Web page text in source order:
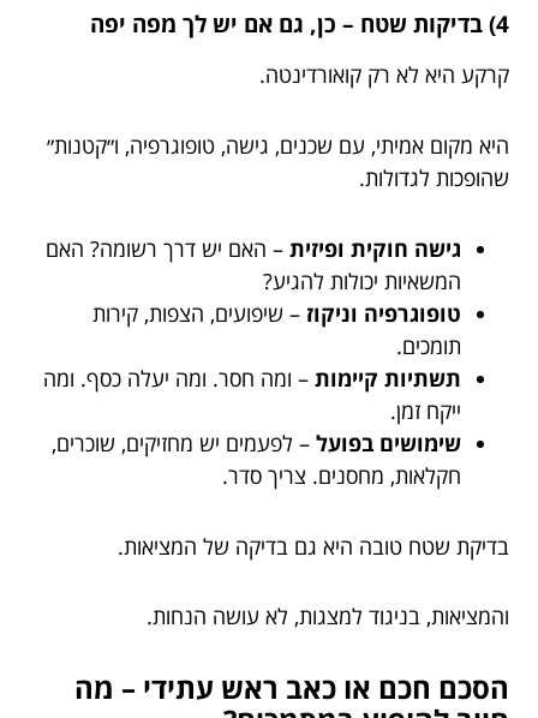
4) בדיקות שטח – כן, גם אם יש לך מפה יפה
קרקע היא לא רק קואורדינטה.
היא מקום אמיתי, עם שכנים, גישה, טופוגרפיה, ו״קטנות״
שהופכות לגדולות.
גישה חוקית ופיזית – האם יש דרך רשומה? האם
המשאיות יכולות להגיע?
טופוגרפיה וניקוז – שיפועים, הצפות, קירות
תומכים.
תשתיות קיימות – ומה חסר. ומה יעלה כסף. ומה
ייקח זמן.
שימושים בפועל – לפעמים יש מחזיקים, שוכרים,
חקלאות, מחסנים. צריך סדר.
בדיקת שטח טובה היא גם בדיקה של המציאות.
והמציאות, בניגוד למצגות, לא עושה הנחות.
הסכם חכם או כאב ראש עתידי – מה